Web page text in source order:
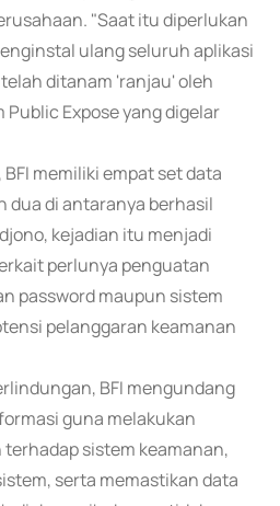
"Saat itu diperlukan
ulang seluruh aplikasi
ditanam 'ranjau' oleh
Expose yang digelar
memiliki empat set data
dua di antaranya berhasil
kejadian itu menjadi
perlunya penguatan
password maupun sistem
pelanggaran keamanan
BFI mengundang
guna melakukan
sistem keamanan,
serta memastikan data